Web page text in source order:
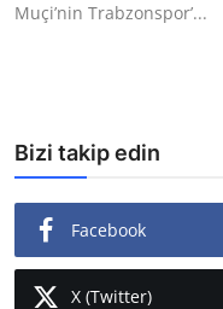
Özel Haber
TBMM Haberleri
Belediye
Sağlık
Muçi’nin Trabzonspor’...
Bizi takip edin
Facebook
X (Twitter)